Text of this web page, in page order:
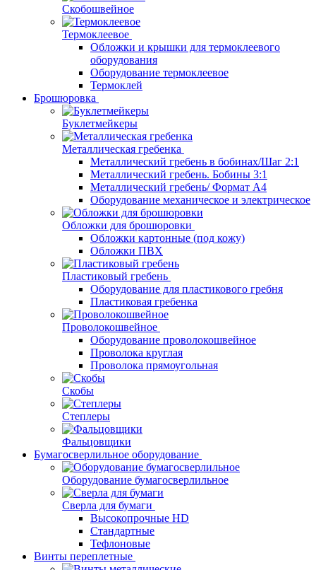
Скобошвейное
Термоклеевое
Обложки и крышки для термоклеевого
оборудования
Оборудование термоклеевое
Термоклей
Брошюровка
Буклетмейкеры
Металлическая гребенка
Металлический гребень в бобинах/Шаг 2:1
Металлический гребень. Бобины 3:1
Металлический гребень/ Формат А4
Оборудование механическое и электрическое
Обложки для брошюровки
Обложки картонные (под кожу)
Обложки ПВХ
Пластиковый гребень
Оборудование для пластикового гребня
Пластиковая гребенка
Проволокошвейное
Оборудование проволокошвейное
Проволока круглая
Проволока прямоугольная
Скобы
Степлеры
Фальцовщики
Бумагосверлильное оборудование
Оборудование бумагосверлильное
Сверла для бумаги
Высокопрочные HD
Стандартные
Тефлоновые
Винты переплетные